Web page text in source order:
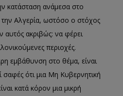
κατάσταση ανάμεσα στο
την Αλγερία, ωστόσο ο στόχος
αυτός ακριβώς: να φέρει
περιοχές.
εμβάθυνση στο θέμα, είναι
σαφές ότι μια Μη Κυβερνητική
κατά κόρον μια μικρή